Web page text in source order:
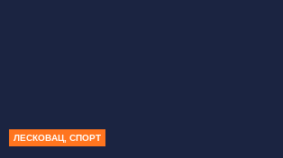
ЛЕСКОВАЦ СПОРТ